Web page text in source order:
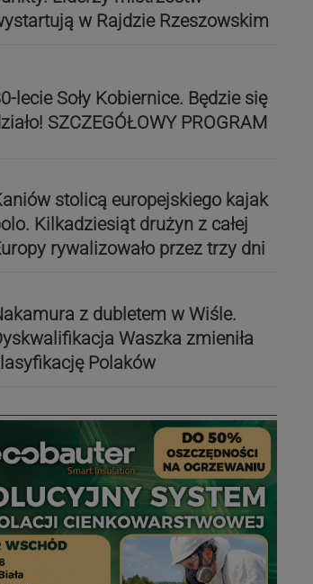
w Rajdzie Rzeszowskim
lecie Soły Kobiernice. Będzie się
SZCZEGÓŁOWY PROGRAM
stolicą europejskiego kajak
Kilkadziesiąt drużyn z całej
rywalizowało przez trzy dni
z dubletem w Wiśle.
Waszka zmieniła
Polaków